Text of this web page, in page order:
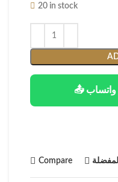
20 in stock
واتساب
Compare